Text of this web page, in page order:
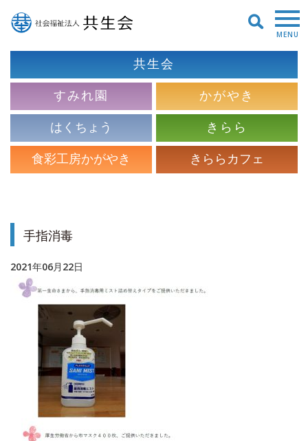
MENU
共生会
すみれ園
かがやき
はくちょう
きらら
食彩工房かがやき
きららカフェ
手指消毒
2021年06月22日